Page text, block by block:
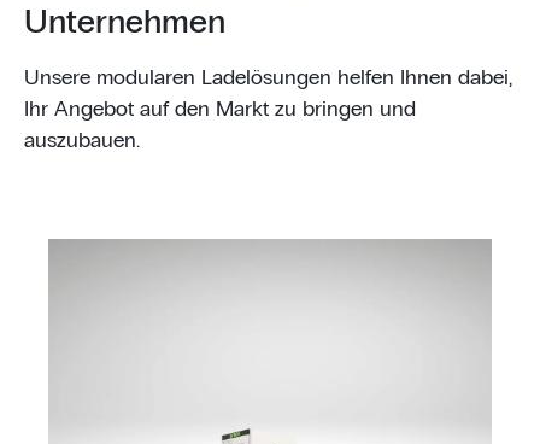
Unternehmen
Unsere modularen Ladelösungen helfen Ihnen dabei,
Ihr Angebot auf den Markt zu bringen und
auszubauen.